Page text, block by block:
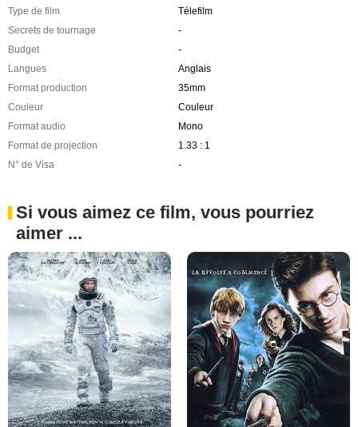
Type de film
Télefilm
Secrets de tournage
-
Budget
-
Langues
Anglais
Format production
35mm
Couleur
Couleur
Format audio
Mono
Format de projection
1.33 : 1
N° de Visa
-
Si vous aimez ce film, vous pourriez
aimer ...